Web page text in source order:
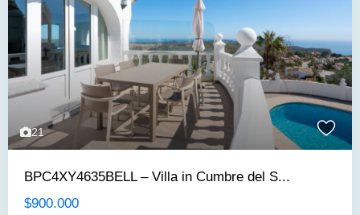
21
BPC4XY4635BELL – Villa in Cumbre del S...
$900.000